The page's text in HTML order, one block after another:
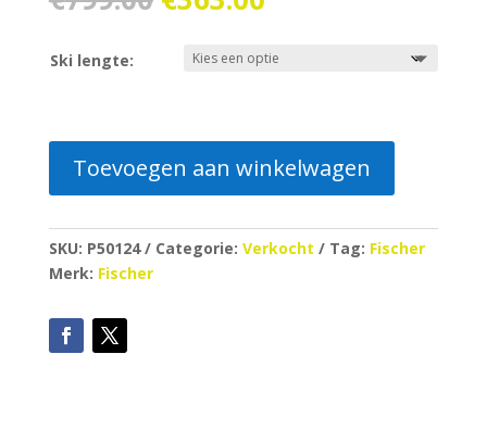
prijs
was:
€799.00.
is:
€363.00.
Ski lengte:
Toevoegen aan winkelwagen
SKU: P50124 Categorie: Verkocht Tag: Fischer
Merk: Fischer